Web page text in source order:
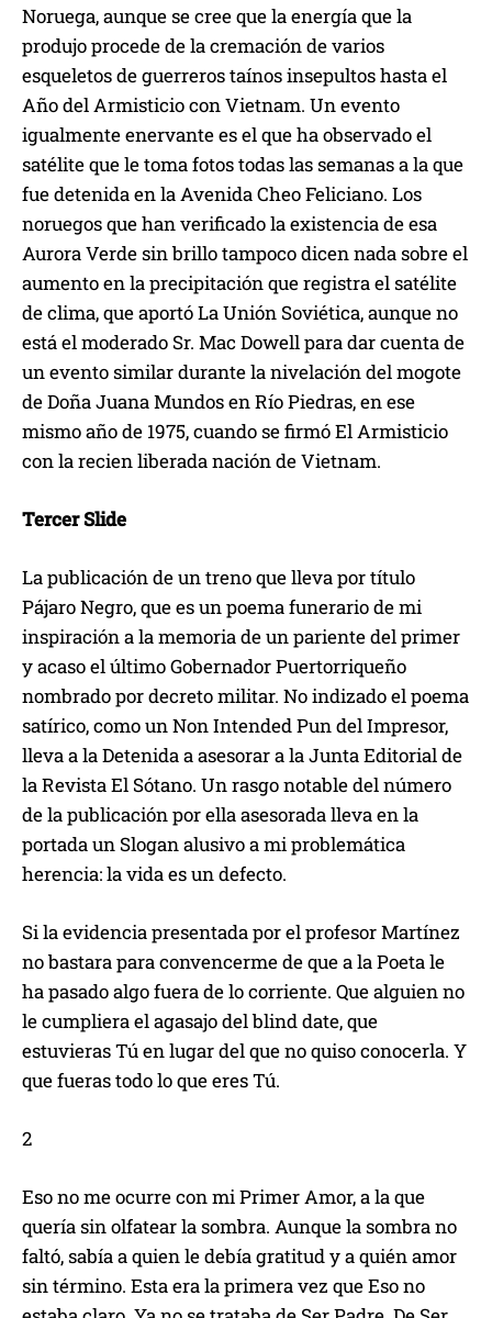
Noruega, aunque se cree que la energía que la
produjo procede de la cremación de varios
esqueletos de guerreros taínos insepultos hasta el
Año del Armisticio con Vietnam. Un evento
igualmente enervante es el que ha observado el
satélite que le toma fotos todas las semanas a la que
fue detenida en la Avenida Cheo Feliciano. Los
noruegos que han verificado la existencia de esa
Aurora Verde sin brillo tampoco dicen nada sobre el
aumento en la precipitación que registra el satélite
de clima, que aportó La Unión Soviética, aunque no
está el moderado Sr. Mac Dowell para dar cuenta de
un evento similar durante la nivelación del mogote
de Doña Juana Mundos en Río Piedras, en ese
mismo año de 1975, cuando se firmó El Armisticio
con la recien liberada nación de Vietnam.
Tercer Slide
La publicación de un treno que lleva por título
Pájaro Negro, que es un poema funerario de mi
inspiración a la memoria de un pariente del primer
y acaso el último Gobernador Puertorriqueño
nombrado por decreto militar. No indizado el poema
satírico, como un Non Intended Pun del Impresor,
lleva a la Detenida a asesorar a la Junta Editorial de
la Revista El Sótano. Un rasgo notable del número
de la publicación por ella asesorada lleva en la
portada un Slogan alusivo a mi problemática
herencia: la vida es un defecto.
Si la evidencia presentada por el profesor Martínez
no bastara para convencerme de que a la Poeta le
ha pasado algo fuera de lo corriente. Que alguien no
le cumpliera el agasajo del blind date, que
estuvieras Tú en lugar del que no quiso conocerla. Y
que fueras todo lo que eres Tú.
2
Eso no me ocurre con mi Primer Amor, a la que
quería sin olfatear la sombra. Aunque la sombra no
faltó, sabía a quien le debía gratitud y a quién amor
sin término. Esta era la primera vez que Eso no